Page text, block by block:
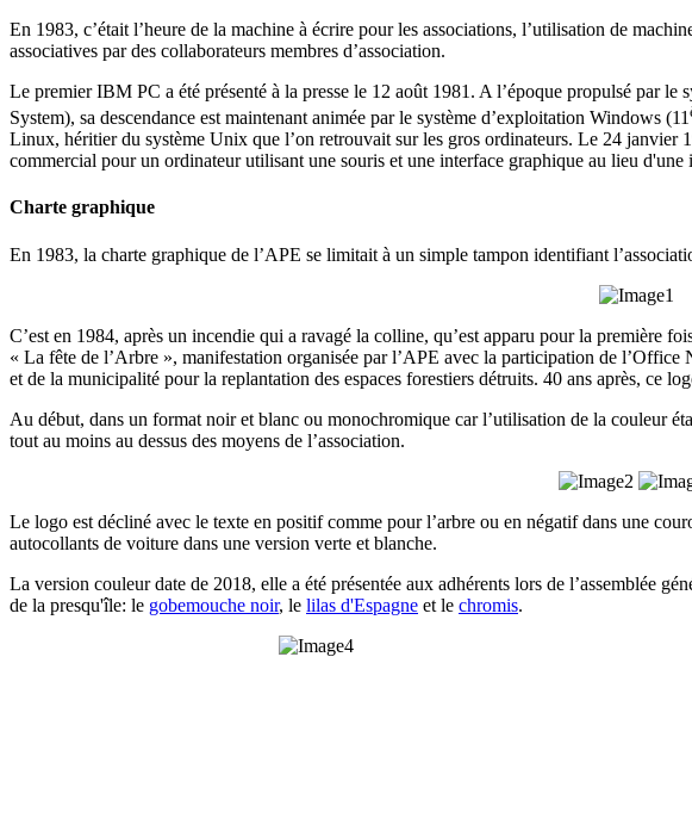
En 1983, c’était l’heure de la machine à écrire pour les associations, l’utilisation de
associatives par des collaborateurs membres d’association.
Le premier IBM PC a été présenté à la presse le 12 août 1981. A l’époque propulsé par
System), sa descendance est maintenant animée par le système d’exploitation Windows (11
Linux, héritier du système Unix que l’on retrouvait sur les gros ordinateurs. Le 24 janvier
commercial pour un ordinateur utilisant une souris et une interface graphique au lieu
Charte graphique
En 1983, la charte graphique de l’APE se limitait à un simple tampon identifiant
C’est en 1984, après un incendie qui a ravagé la colline, qu’est apparu pour la première
« La fête de l’Arbre », manifestation organisée par l’APE avec la participation de
et de la municipalité pour la replantation des espaces forestiers détruits. 40 ans après, ce
Au début, dans un format noir et blanc ou monochromique car l’utilisation de la couleur
tout au moins au dessus des moyens de l’association.
Le logo est décliné avec le texte en positif comme pour l’arbre ou en négatif dans une
autocollants de voiture dans une version verte et blanche.
La version couleur date de 2018, elle a été présentée aux adhérents lors de l’assemblée
de la presqu'île: le gobemouche noir, le lilas d'Espagne et le chromis.